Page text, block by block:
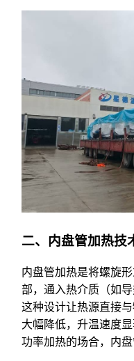
二、内盘管加热技
内盘管加热是将螺旋
部，通入热介质（如
这种设计让热源直接
大幅降低，升温速度
功率加热的场合，内盘